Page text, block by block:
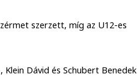
szerzett, míg az U12-es
Dávid és Schubert Benedek